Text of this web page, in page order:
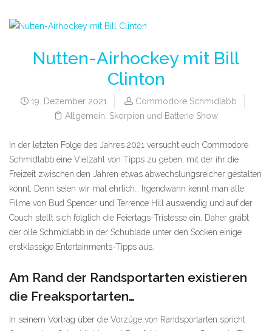
Nutten-Airhockey mit Bill
Clinton
19. Dezember 2021
Commodore Schmidlabb
Allgemein Skorpion und Batterie Show
In der letzten Folge des Jahres 2021 versucht euch Commodore
Schmidlabb eine Vielzahl von Tipps zu geben, mit der ihr die
Freizeit zwischen den Jahren etwas abwechslungsreicher gestalten
könnt. Denn seien wir mal ehrlich… Irgendwann kennt man alle
Filme von Bud Spencer und Terrence Hill auswendig und auf der
Couch stellt sich folglich die Feiertags-Tristesse ein. Daher gräbt
der olle Schmidlabb in der Schublade unter den Socken einige
erstklassige Entertainments-Tipps aus.
Am Rand der Randsportarten existieren
die Freaksportarten…
In seinem Vortrag über die Vorzüge von Randsportarten spricht